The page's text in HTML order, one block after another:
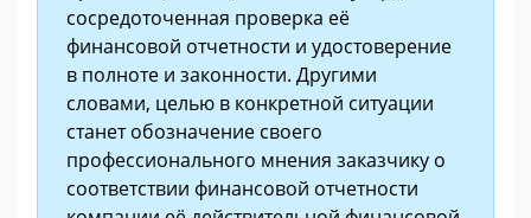
сосредоточенная проверка её
финансовой отчетности и удостоверение
в полноте и законности. Другими
словами, целью в конкретной ситуации
станет обозначение своего
профессионального мнения заказчику о
соответствии финансовой отчетности